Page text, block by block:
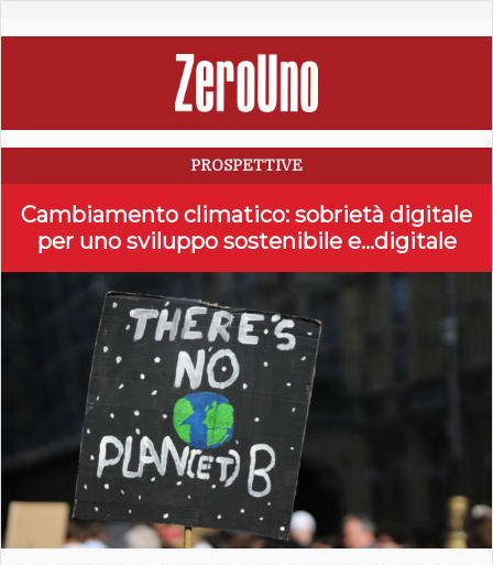
PROSPETTIVE
Cambiamento climatico: sobrietà digitale
per uno sviluppo sostenibile e…digitale